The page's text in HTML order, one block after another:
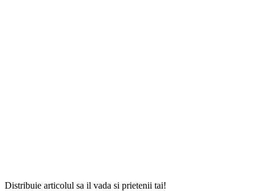
Distribuie articolul sa il vada si prietenii tai!